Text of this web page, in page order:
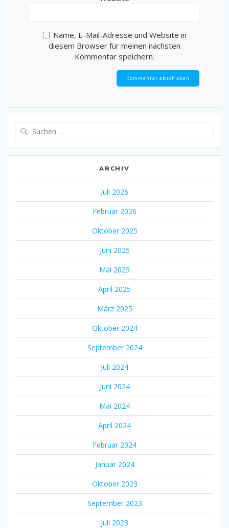
Name, E-Mail-Adresse und Website in
diesem Browser für meinen nächsten
Kommentar speichern.
ARCHIV
Juli 2026
Februar 2026
Oktober 2025
Juni 2025
Mai 2025
April 2025
März 2025
Oktober 2024
September 2024
Juli 2024
Juni 2024
Mai 2024
April 2024
Februar 2024
Januar 2024
Oktober 2023
September 2023
Juli 2023